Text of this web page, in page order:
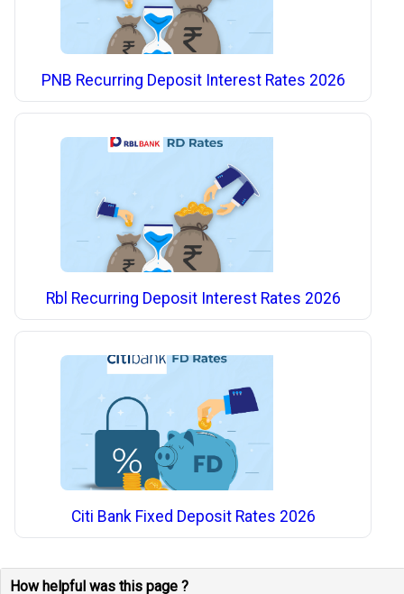
PNB Recurring Deposit Interest Rates 2026
Rbl Recurring Deposit Interest Rates 2026
Citi Bank Fixed Deposit Rates 2026
How helpful was this page ?